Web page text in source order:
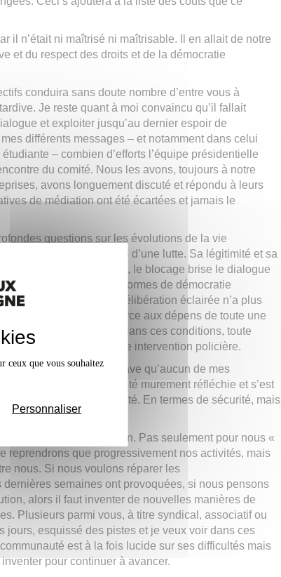
il n’était ni maîtrisé ni maîtrisable. Il en allait de notre
et du respect des droits et de la démocratie
conduira sans doute nombre d’entre vous à
Je reste quant à moi convaincu qu’il fallait
et exploiter jusqu’au dernier espoir de
différents messages – et notamment dans celui
– combien d’efforts l’équipe présidentielle
du comité. Nous les avons, toujours à notre
avons longuement discuté et répondu à leurs
de médiation ont été écartées et jamais le
questions sur les évolutions de la vie
l’outil ultime d’une lutte. Sa légitimité et sa
exceptionnalité. Banalisé, le blocage brise le dialogue
; construit contre les formes de démocratie
démocratique où la délibération éclairée n’a plus
d’expression, il s’exerce aux dépens de toute une
comprendra que, dans ces conditions, toute
désormais une intervention policière.
Montaigne, un acte grave qu’aucun de mes
léger. Ma décision a été murement réfléchie et s’est
courait notre communauté. En termes de sécurité, mais
de suite penser à demain. Pas seulement pour nous «
reprendrons que progressivement nos activités, mais
nous. Si nous voulons réparer les
semaines ont provoquées, si nous pensons
alors il faut inventer de nouvelles manières de
Plusieurs parmi vous, à titre syndical, associatif ou
jours, esquissé des pistes et je veux voir dans ces
est à la fois lucide sur ses difficultés mais
pour continuer à avancer.
ceux que vous souhaitez
Personnaliser